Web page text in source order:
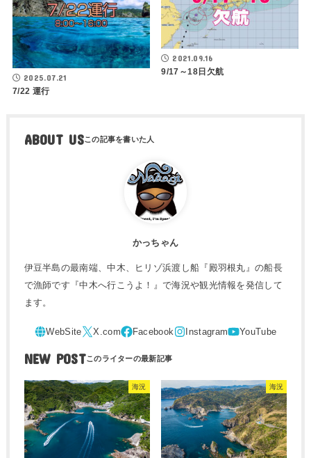
2025.07.21
7/22 運行
2021.09.16
9/17～18日欠航
ABOUT US
かっちゃん
伊豆半島の最南端、中木、ヒリゾ浜渡し船『殿羽根丸』の船長
で漁師です『中木へ行こうよ！』で海況や観光情報を発信して
ます。
NEW POST
海況 海況